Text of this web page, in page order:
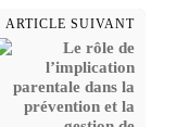
ARTICLE SUIVANT